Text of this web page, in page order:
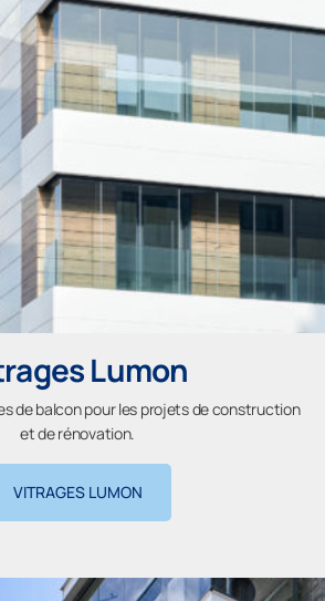
Lumon
de balcon pour les projets de construction
et de rénovation.
VITRAGES LUMON